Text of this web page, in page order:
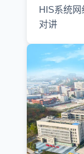
HIS系统
对讲